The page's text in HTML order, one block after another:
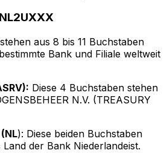
aus 8 bis 11 Buchstaben
Bank und Filiale weltweit
Diese 4 Buchstaben stehen
N.V. (TREASURY
): Diese beiden Buchstaben
Land der Bank Niederlandeist.